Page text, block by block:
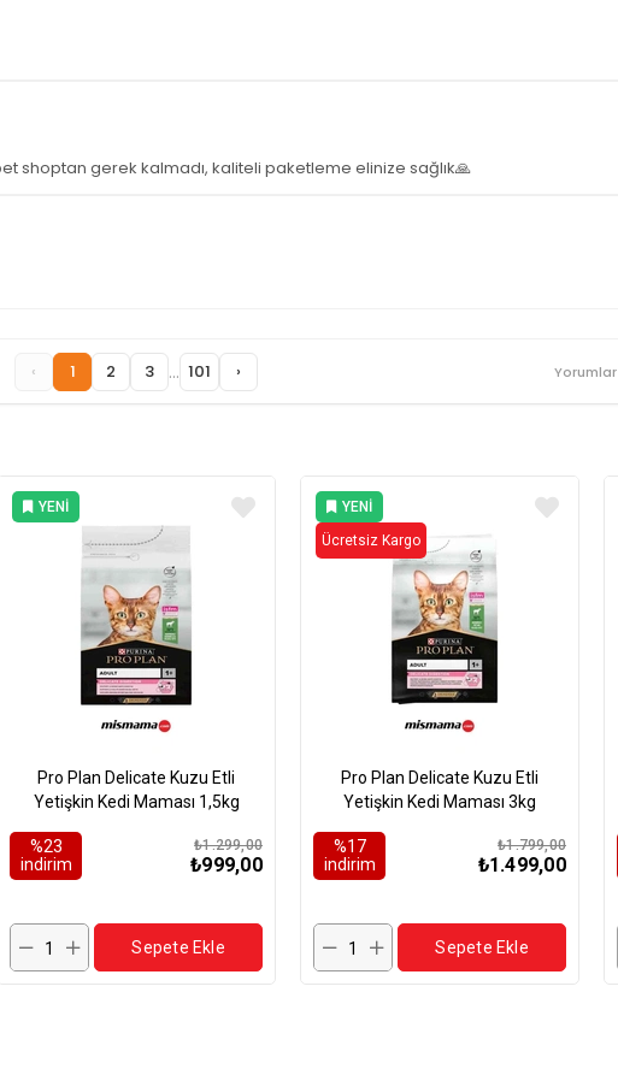
shoptan gerek kalmadı, kaliteli paketleme elinize sağlık🙏
‹ 1 2 3 ... 101 › Yorumlar
Pro Plan Delicate Kuzu Etli
Yetişkin Kedi Maması 1,5kg
%23
i̇ndirim
₺999,00
₺1.299,00
Sepete Ekle
YENI
Pro Plan Delicate Kuzu Etli
Yetişkin Kedi Maması 3kg
%17
i̇ndirim
₺1.499,00
₺1.799,00
Sepete Ekle
YENI
ÜRÜN
Ücretsiz Kargo